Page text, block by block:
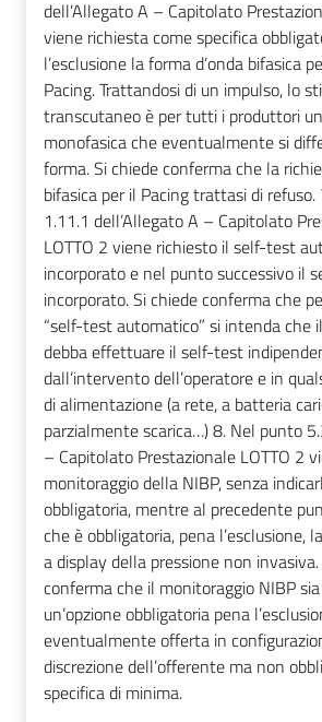
dell’Allegato A – Capitolato
viene richiesta come specifica
l’esclusione la forma d’onda bifasica
Pacing. Trattandosi di un impulso, lo
transcutaneo è per tutti i produttori
monofasica che eventualmente si
forma. Si chiede conferma che la
bifasica per il Pacing trattasi di
1.11.1 dell’Allegato A – Capitolato
LOTTO 2 viene richiesto il self-test
incorporato e nel punto successivo il
incorporato. Si chiede conferma che
“self-test automatico” si intenda che
debba effettuare il self-test
dall’intervento dell’operatore e in
di alimentazione (a rete, a batteria
parzialmente scarica…) 8. Nel punto
– Capitolato Prestazionale LOTTO 2
monitoraggio della NIBP, senza
obbligatoria, mentre al precedente
che è obbligatoria, pena l’esclusione,
a display della pressione non
conferma che il monitoraggio NIBP
un’opzione obbligatoria pena
eventualmente offerta in
discrezione dell’offerente ma non
specifica di minima.